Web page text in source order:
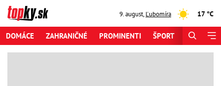
9. august,Ľubomíra 17 °C
DOMÁCE ZAHRANIČNÉ PROMINENTI ŠPORT